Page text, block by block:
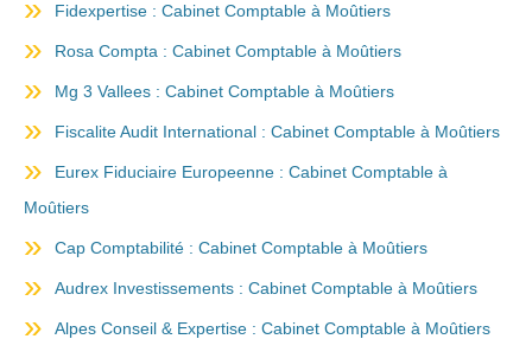
Fidexpertise : Cabinet Comptable à Moûtiers
Rosa Compta : Cabinet Comptable à Moûtiers
Mg 3 Vallees : Cabinet Comptable à Moûtiers
Fiscalite Audit International : Cabinet Comptable à Moûtiers
Eurex Fiduciaire Europeenne : Cabinet Comptable à
Moûtiers
Cap Comptabilité : Cabinet Comptable à Moûtiers
Audrex Investissements : Cabinet Comptable à Moûtiers
Alpes Conseil & Expertise : Cabinet Comptable à Moûtiers